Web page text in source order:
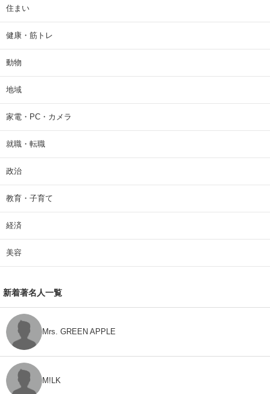
住まい
健康・筋トレ
動物
地域
家電・PC・カメラ
就職・転職
政治
教育・子育て
経済
美容
新着著名人一覧
Mrs. GREEN APPLE
M!LK